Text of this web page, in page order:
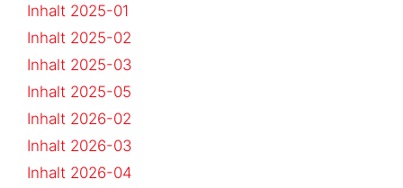
Inhalt 2025-01
Inhalt 2025-02
Inhalt 2025-03
Inhalt 2025-05
Inhalt 2026-02
Inhalt 2026-03
Inhalt 2026-04